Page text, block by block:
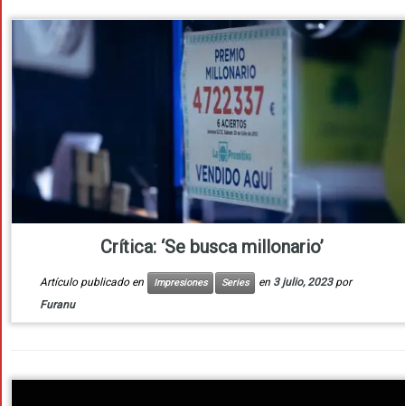
Crítica: ‘Se busca millonario’
Artículo publicado en Impresiones Series en 3 julio, 2023 por
Furanu